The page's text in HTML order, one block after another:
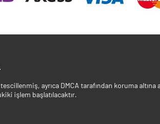
ayrıca DMCA tarafından koruma altına
işlem başlatılacaktır.